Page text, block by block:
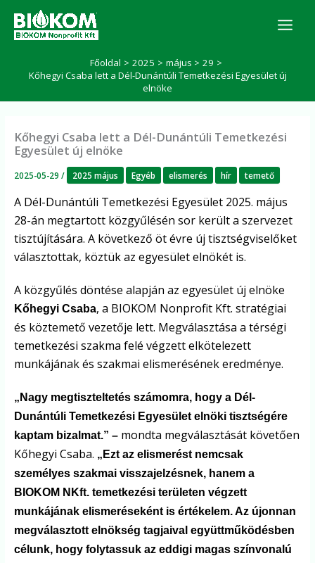
content
Főoldal 2025 május
29
Kőhegyi Csaba lett a Dél-Dunántúli Temetkezési Egyesület új
elnöke
Kőhegyi Csaba lett a Dél-Dunántúli Temetkezési
Egyesület új elnöke
2025-05-29/ 2025 május Egyéb elismerés hír temető
A Dél-Dunántúli Temetkezési Egyesület 2025. május
28-án megtartott közgyűlésén sor került a szervezet
tisztújítására. A következő öt évre új tisztségviselőket
választottak, köztük az egyesület elnökét is.
A közgyűlés döntése alapján az egyesület új elnöke
Kőhegyi Csaba, a BIOKOM Nonprofit Kft. stratégiai
és köztemető vezetője lett. Megválasztása a térségi
temetkezési szakma felé végzett elkötelezett
munkájának és szakmai elismerésének eredménye.
„Nagy megtiszteltetés számomra, hogy a Dél-
Dunántúli Temetkezési Egyesület elnöki tisztségére
kaptam bizalmat.” – mondta megválasztását követően
Kőhegyi Csaba. „Ezt az elismerést nemcsak
személyes szakmai visszajelzésnek, hanem a
BIOKOM NKft. temetkezési területen végzett
munkájának elismeréseként is értékelem. Az újonnan
megválasztott elnökség tagjaival együttműködésben
célunk, hogy folytassuk az eddigi magas színvonalú
e
r
é